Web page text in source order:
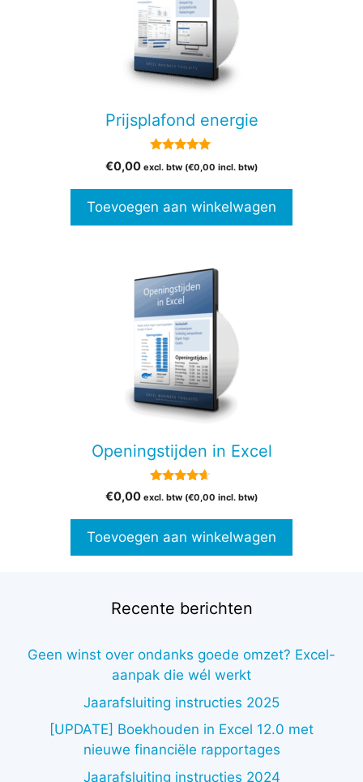
Prijsplafond energie
5.00
van 5
€0,00 excl. btw (€0,00 incl. btw)
Toevoegen aan winkelwagen
Openingstijden in Excel
4.50
van 5
€0,00 excl. btw (€0,00 incl. btw)
Toevoegen aan winkelwagen
Recente berichten
Geen winst over ondanks goede omzet? Excel-
aanpak die wél werkt
Jaarafsluiting instructies 2025
[UPDATE] Boekhouden in Excel 12.0 met
nieuwe financiële rapportages
Jaarafsluiting instructies 2024